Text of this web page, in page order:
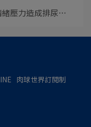
緒壓力造成排尿⋯
肉球世界訂閱制